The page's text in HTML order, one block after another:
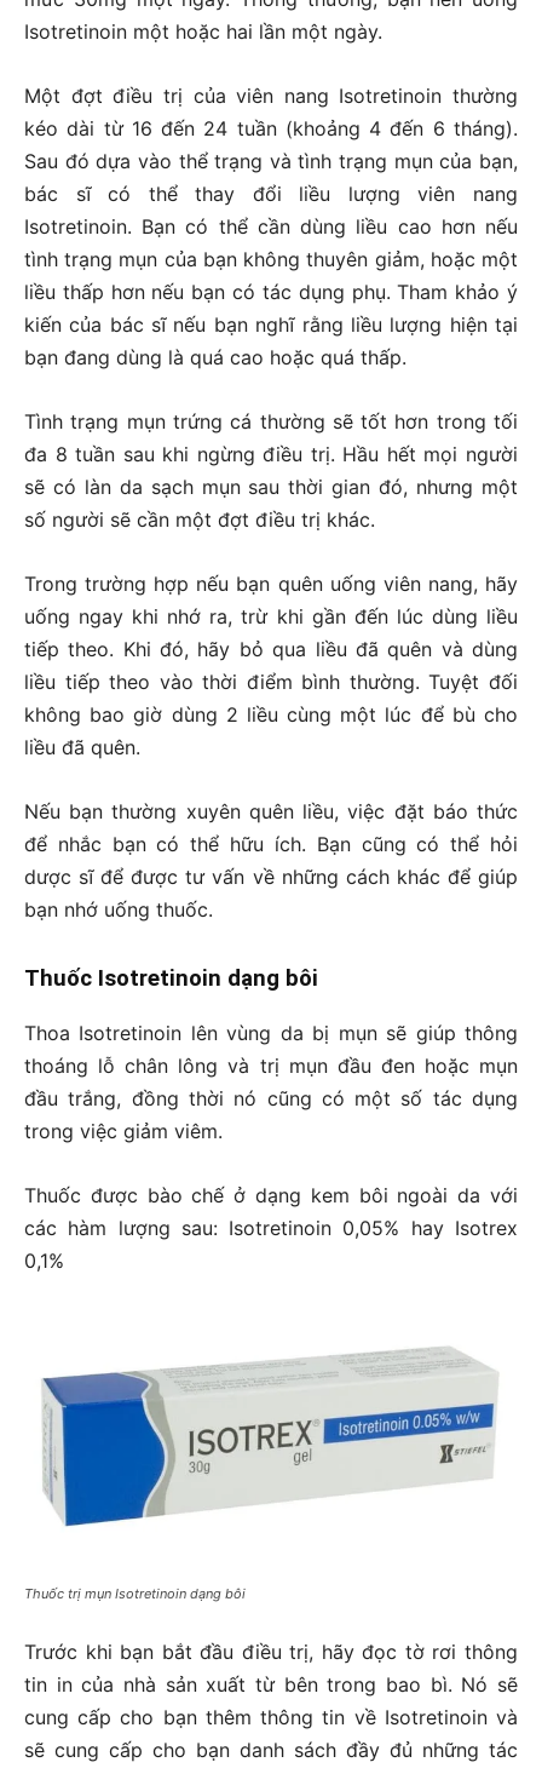
Isotretinoin một hoặc hai lần một ngày.
Một đợt điều trị của viên nang Isotretinoin thường
kéo dài từ 16 đến 24 tuần (khoảng 4 đến 6 tháng).
Sau đó dựa vào thể trạng và tình trạng mụn của bạn,
bác sĩ có thể thay đổi liều lượng viên nang
Isotretinoin. Bạn có thể cần dùng liều cao hơn nếu
tình trạng mụn của bạn không thuyên giảm, hoặc một
liều thấp hơn nếu bạn có tác dụng phụ. Tham khảo ý
kiến của bác sĩ nếu bạn nghĩ rằng liều lượng hiện tại
bạn đang dùng là quá cao hoặc quá thấp.
Tình trạng mụn trứng cá thường sẽ tốt hơn trong tối
đa 8 tuần sau khi ngừng điều trị. Hầu hết mọi người
sẽ có làn da sạch mụn sau thời gian đó, nhưng một
số người sẽ cần một đợt điều trị khác.
Trong trường hợp nếu bạn quên uống viên nang, hãy
uống ngay khi nhớ ra, trừ khi gần đến lúc dùng liều
tiếp theo. Khi đó, hãy bỏ qua liều đã quên và dùng
liều tiếp theo vào thời điểm bình thường. Tuyệt đối
không bao giờ dùng 2 liều cùng một lúc để bù cho
liều đã quên.
Nếu bạn thường xuyên quên liều, việc đặt báo thức
để nhắc bạn có thể hữu ích. Bạn cũng có thể hỏi
dược sĩ để được tư vấn về những cách khác để giúp
bạn nhớ uống thuốc.
Thuốc Isotretinoin dạng bôi
Thoa Isotretinoin lên vùng da bị mụn sẽ giúp thông
thoáng lỗ chân lông và trị mụn đầu đen hoặc mụn
đầu trắng, đồng thời nó cũng có một số tác dụng
trong việc giảm viêm.
Thuốc được bào chế ở dạng kem bôi ngoài da với
các hàm lượng sau: Isotretinoin 0,05% hay Isotrex
0,1%
Thuốc trị mụn Isotretinoin dạng bôi
Trước khi bạn bắt đầu điều trị, hãy đọc tờ rơi thông
tin in của nhà sản xuất từ ​​bên trong bao bì. Nó sẽ
cung cấp cho bạn thêm thông tin về Isotretinoin và
sẽ cung cấp cho bạn danh sách đầy đủ những tác